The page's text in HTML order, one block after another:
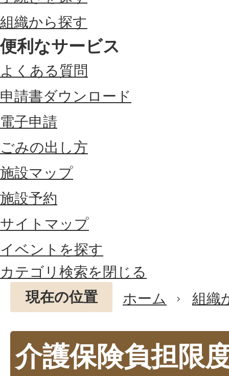
組織から探す
便利なサービス
よくある質問
申請書ダウンロード
電子申請
ごみの出し方
施設マップ
施設予約
サイトマップ
イベントを探す
カテゴリ検索を閉じる
現在の位置
ホーム 組織
介護保険負担限